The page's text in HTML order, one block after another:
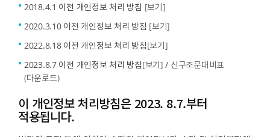
2018.4.1 이전 개인정보 처리 방침 [보기]
2020.3.10 이전 개인정보 처리 방침 [보기]
2022.8.18 이전 개인정보 처리 방침[보기]
2023.8.7 이전 개인정보 처리 방침[보기] / 신구조문대비표
(다운로드)
이 개인정보 처리방침은 2023. 8.7.부터
적용됩니다.